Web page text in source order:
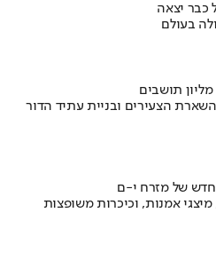
כבר יצאה
בעולם
הצעירים ובניית עתיד הדור
של מזרח י-ם
אמנות, וכיכרות משופצות